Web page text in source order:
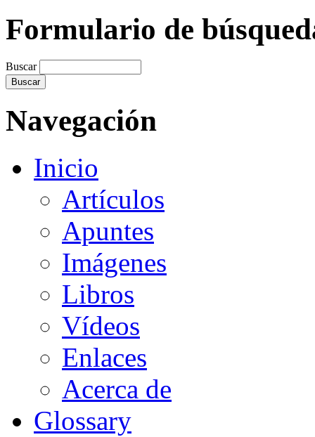
Formulario de
Buscar
Navegación
Inicio
Artículos
Apuntes
Imágenes
Libros
Vídeos
Enlaces
Acerca de
Glossary